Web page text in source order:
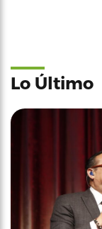
Lo Último